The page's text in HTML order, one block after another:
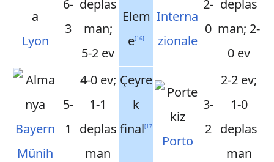
Lyon
6-
3
deplas
man;
5-2 ev
Elem
e[16]
Interna
zionale
2-
0
deplas
man; 2-
0 ev
Bayern
Münih
5-
1
4-0 ev;
1-1
deplas
man
Çeyre
k
final[17
]
Porto
3-
2
2-2 ev;
1-0
deplas
man